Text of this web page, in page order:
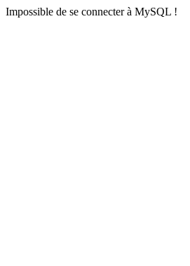
Impossible de se connecter à MySQL !